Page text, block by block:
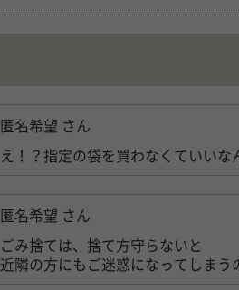
匿名希望 さん
え！？指定の袋を買わなくていいな
匿名希望 さん
ごみ捨ては、捨て方守らないと
近隣の方にもご迷惑になってしまう